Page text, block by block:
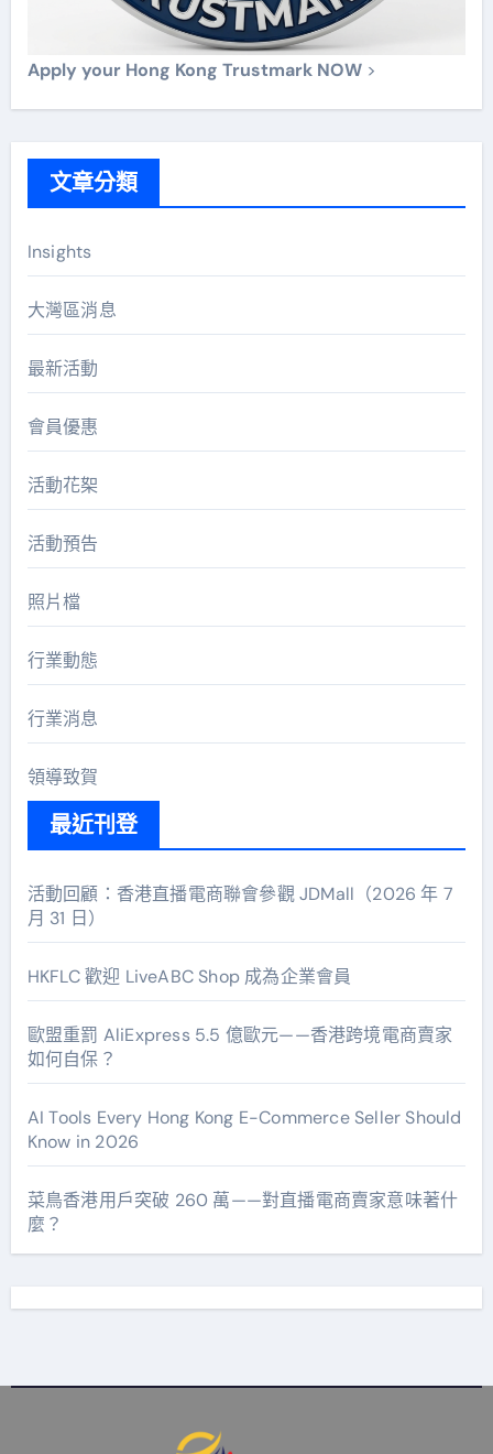
Apply your Hong Kong Trustmark NOW>
文章分類
Insights
大灣區消息
最新活動
會員優惠
活動花桇
活動預告
照片檔
行業動態
行業消息
領導致賀
最近刊登
活動回顧：香港直播電商聯會參觀 JDMall（2026 年 7
月 31 日）
HKFLC 歡迎 LiveABC Shop 成為企業會員
歐盟重罰 AliExpress 5.5 億歐元——香港跨境電商賣家
如何自保？
AI Tools Every Hong Kong E-Commerce Seller Should
Know in 2026
菜鳥香港用戶突破 260 萬——對直播電商賣家意味著什
麼？